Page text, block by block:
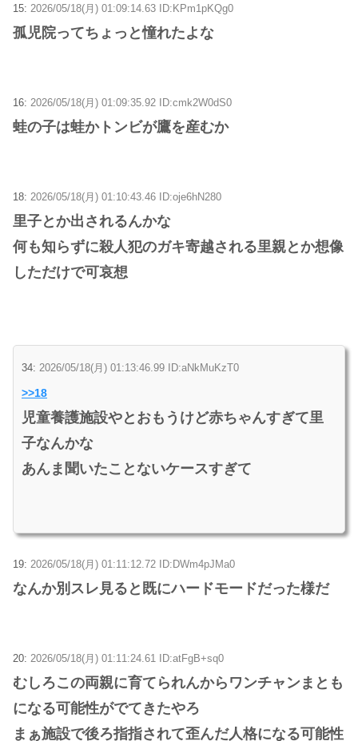
15: 2026/05/18(月) 01:09:14.63 ID:KPm1pKQg0
孤児院ってちょっと憧れたよな
16: 2026/05/18(月) 01:09:35.92 ID:cmk2W0dS0
蛙の子は蛙かトンビが鷹を産むか
18: 2026/05/18(月) 01:10:43.46 ID:oje6hN280
里子とか出されるんかな
何も知らずに殺人犯のガキ寄越される里親とか想像
しただけで可哀想
34: 2026/05/18(月) 01:13:46.99 ID:aNkMuKzT0
>>18
児童養護施設やとおもうけど赤ちゃんすぎて里
子なんかな
あんま聞いたことないケースすぎて
19: 2026/05/18(月) 01:11:12.72 ID:DWm4pJMa0
なんか別スレ見ると既にハードモードだった様だ
20: 2026/05/18(月) 01:11:24.61 ID:atFgB+sq0
むしろこの両親に育てられんからワンチャンまとも
になる可能性がでてきたやろ
まぁ施設で後ろ指指されて歪んだ人格になる可能性